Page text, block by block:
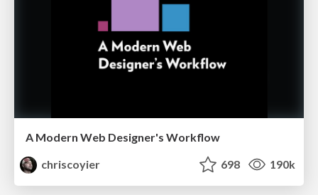
A Modern Web Designer's Workflow
chriscoyier
698 190k